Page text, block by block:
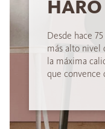
Desde hace
más alto nivel
la máxima
que convence